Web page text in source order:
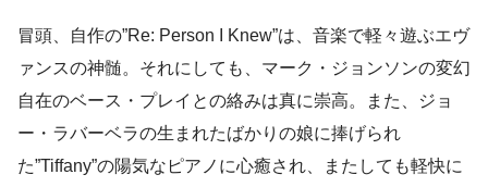
冒頭、自作の”Re: Person I Knew”は、音楽で軽々遊ぶエヴ
ァンスの神髄。それにしても、マーク・ジョンソンの変幻
自在のベース・プレイとの絡みは真に崇高。また、ジョ
ー・ラバーベラの生まれたばかりの娘に捧げられ
た”Tiffany”の陽気なピアノに心癒され、またしても軽快に